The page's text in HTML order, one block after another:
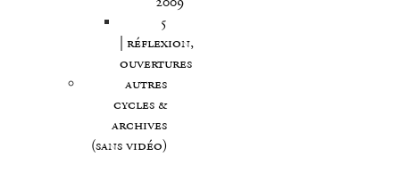
5
| réflexion,
ouvertures
autres
cycles &
archives
(sans vidéo)